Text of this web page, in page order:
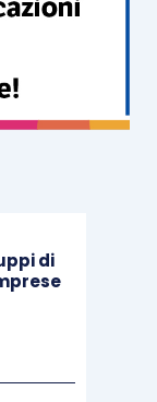
relative
alla luce
all’Alta
della
di